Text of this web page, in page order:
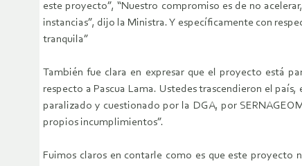
este proyecto”, “Nuestro compromiso es de no
instancias”, dijo la Ministra. Y específicamente con
tranquila”
También fue clara en expresar que el proyecto está
respecto a Pascua Lama. Ustedes trascendieron el
paralizado y cuestionado por la DGA, por
propios incumplimientos”.
Fuimos claros en contarle como es que este proyecto